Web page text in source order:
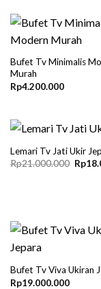
Bufet Tv Minimalis
Murah
Rp4.200.000
Lemari Tv Jati Ukir
Rp21.000.000
price
Rp
Bufet Tv Viva Ukiran
Rp19.000.000